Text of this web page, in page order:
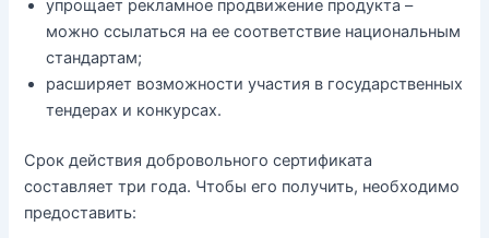
упрощает рекламное продвижение продукта –
можно ссылаться на ее соответствие национальным
стандартам;
расширяет возможности участия в государственных
тендерах и конкурсах.
Срок действия добровольного сертификата
составляет три года. Чтобы его получить, необходимо
предоставить: